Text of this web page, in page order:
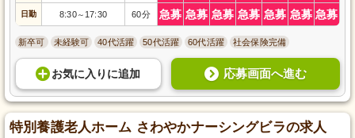
日勤 8:30～ 17:30 60分 急募 急募 急募 急募 急募 急募 急募
新卒可 未経験可 40代活躍 50代活躍 60代活躍 社会保険完備
お気に入り に追加 応募画面へ進む
特別養護老人ホーム さわやかナーシングビラの求人